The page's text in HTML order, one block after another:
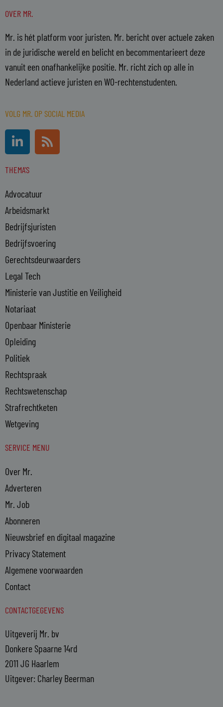
OVER MR.
Mr. is hét platform voor juristen. Mr. bericht over actuele zaken
in de juridische wereld en belicht en becommentarieert deze
vanuit een onafhankelijke positie. Mr. richt zich op alle in
Nederland actieve juristen en WO-rechtenstudenten.
VOLG MR. OP SOCIAL MEDIA
L
i
n
k
d
i
n
-
i
n
R
s
s
THEMA'S
Advocatuur
Arbeidsmarkt
Bedrijfsjuristen
Bedrijfsvoering
Gerechtsdeurwaarders
Legal Tech
Ministerie van Justitie en Veiligheid
Notariaat
Openbaar Ministerie
Opleiding
Politiek
Rechtspraak
Rechtswetenschap
Strafrechtketen
Wetgeving
SERVICE MENU
Over Mr.
Adverteren
Mr. Job
Abonneren
Nieuwsbrief en digitaal magazine
Privacy Statement
Algemene voorwaarden
Contact
CONTACTGEGEVENS
Uitgeverij Mr. bv
Donkere Spaarne 14rd
2011 JG Haarlem
Uitgever: Charley Beerman